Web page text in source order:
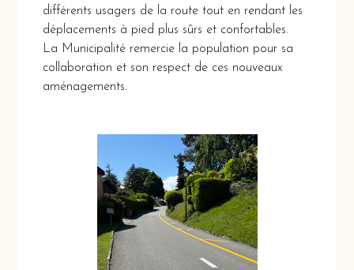
différents usagers de la route tout en rendant les
déplacements à pied plus sûrs et confortables.
La Municipalité remercie la population pour sa
collaboration et son respect de ces nouveaux
aménagements.